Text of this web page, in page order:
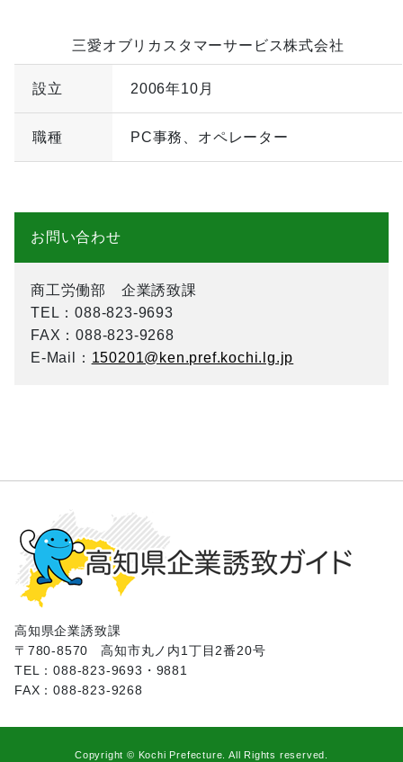
三愛オブリカスタマーサービス株式会社
設立 2006年10月
職種 PC事務、オペレーター
お問い合わせ
商工労働部 企業誘致課
TEL ：088-823-9693
FAX ：088-823-9268
E-Mail
： 150201@ken.pref.kochi.lg.jp
高知県企業誘致課
〒780-8570
高知市丸ノ内1丁目2番20号
TEL：088-823-9693・9881
FAX：088-823-9268
Copyright © Kochi Prefecture. All Rights reserved.